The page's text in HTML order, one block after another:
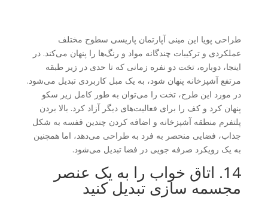
طراحی پویا این مینی آپارتمان پاریسی سطوح مختلف
عملکردی و ترکیبات چندگانه مواد و رنگ‌ها را پنهان می‌کند. در
اینجا، دوباره، تخت دو نفره زمانی که تا حدی در زیر طبقه
مرتفع آشپزخانه پنهان شود، به یک مبل کاربردی تبدیل می‌شود.
در مورد این طرح، تخت را می‌توان به طور کامل زیر سکو
پنهان کرد و کف را برای فعالیت‌های دیگر آزاد کرد. بالا بردن
پلتفرم منطقه آشپزخانه و اضافه کردن چندین قفسه به شکل
جذاب، فضایی منحصر به فرد به طراحی می‌دهد، اما همچنین
به یک رویکرد صرفه جویی در فضا تبدیل می‌شود.
14. اتاق خواب را به یک عنصر
مجسمه سازی تبدیل کنید